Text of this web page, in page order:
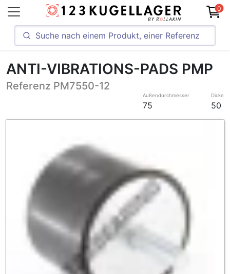
0
ANTI-VIBRATIONS-PADS PMP
Referenz PM7550-12
Außendurchmesser
75
Dicke
50